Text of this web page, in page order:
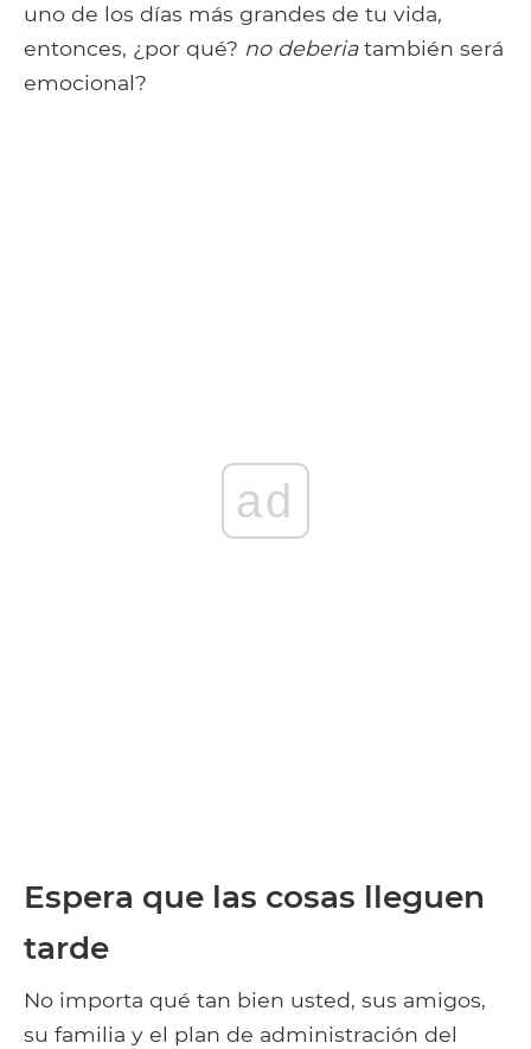
uno de los días más grandes de tu vida,
entonces, ¿por qué? no deberiatambién será
emocional?
ad
Espera que las cosas lleguen
tarde
No importa qué tan bien usted, sus amigos,
su familia y el plan de administración del